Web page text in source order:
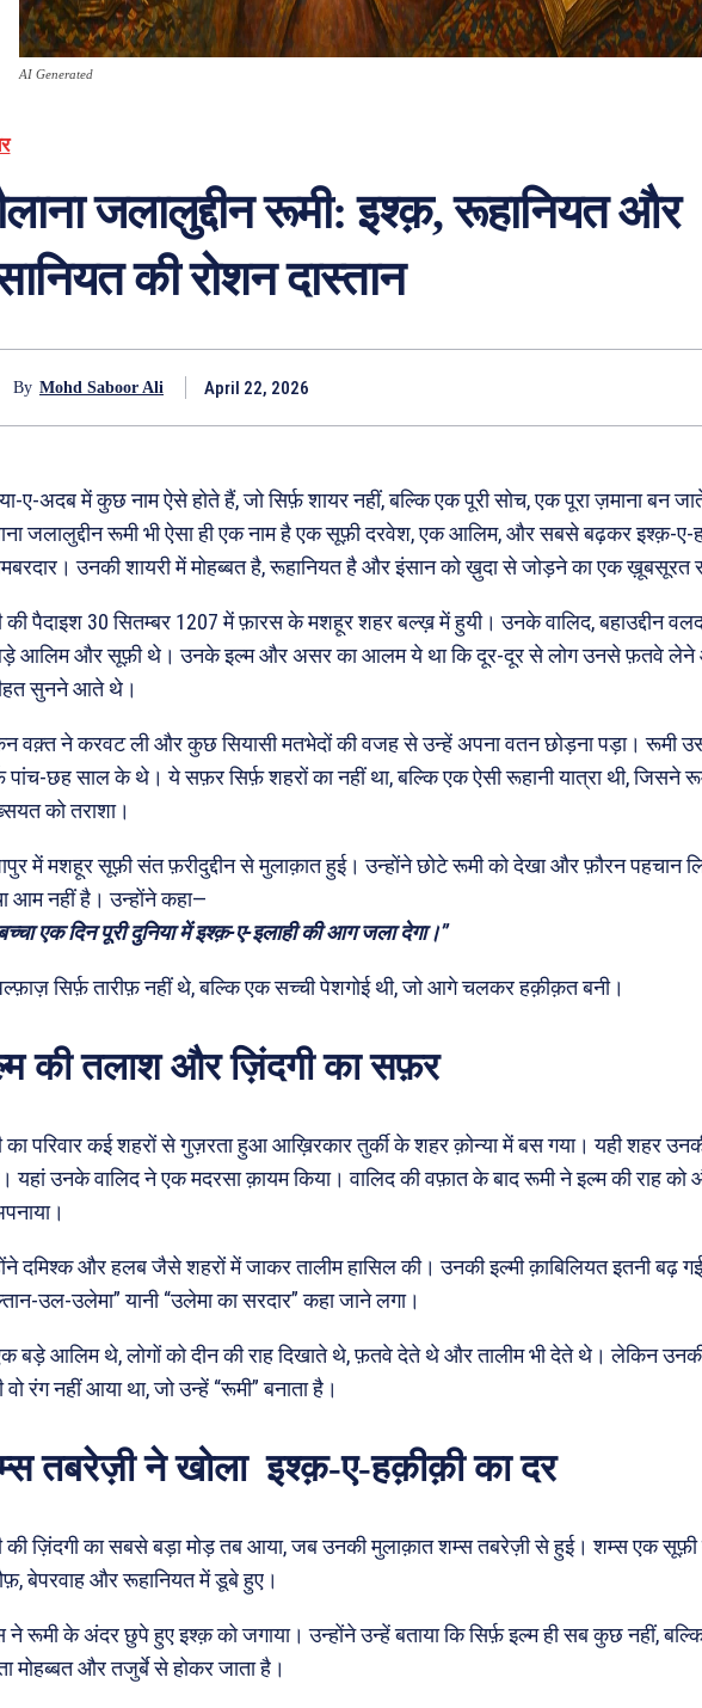
AI Generated
जलालुद्दीन रूमी: इश्क़, रूहानियत और
की रोशन दास्तान
By Mohd Saboor Ali April 22, 2026
ए-अदब में कुछ नाम ऐसे होते हैं, जो सिर्फ़ शायर नहीं, बल्कि एक पूरी सोच, एक पूरा ज़माना बन
जलालुद्दीन रूमी भी ऐसा ही एक नाम है एक सूफ़ी दरवेश, एक आलिम, और सबसे बढ़कर इश्क़-
उनकी शायरी में मोहब्बत है, रूहानियत है और इंसान को ख़ुदा से जोड़ने का एक ख़ूबसूरत
की पैदाइश 30 सितम्बर 1207 में फ़ारस के मशहूर शहर बल्ख़ में हुयी। उनके वालिद, बहाउद्दीन
आलिम और सूफ़ी थे। उनके इल्म और असर का आलम ये था कि दूर-दूर से लोग उनसे फ़तवे
सुनने आते थे।
वक़्त ने करवट ली और कुछ सियासी मतभेदों की वजह से उन्हें अपना वतन छोड़ना पड़ा। रूमी
पांच-छह साल के थे। ये सफ़र सिर्फ़ शहरों का नहीं था, बल्कि एक ऐसी रूहानी यात्रा थी, जिसने
को तराशा।
में मशहूर सूफ़ी संत फ़रीदुद्दीन से मुलाक़ात हुई। उन्होंने छोटे रूमी को देखा और फ़ौरन पहचान
आम नहीं है। उन्होंने कहा—
एक दिन पूरी दुनिया में इश्क़-ए-इलाही की आग जला देगा।”
सिर्फ़ तारीफ़ नहीं थे, बल्कि एक सच्ची पेशगोई थी, जो आगे चलकर हक़ीक़त बनी।
की तलाश और ज़िंदगी का सफ़र
का परिवार कई शहरों से गुज़रता हुआ आख़िरकार तुर्की के शहर क़ोन्या में बस गया। यही शहर
यहां उनके वालिद ने एक मदरसा क़ायम किया। वालिद की वफ़ात के बाद रूमी ने इल्म की राह
दमिश्क और हलब जैसे शहरों में जाकर तालीम हासिल की। उनकी इल्मी क़ाबिलियत इतनी बढ़
उल-उलेमा” यानी “उलेमा का सरदार” कहा जाने लगा।
बड़े आलिम थे, लोगों को दीन की राह दिखाते थे, फ़तवे देते थे और तालीम भी देते थे। लेकिन
वो रंग नहीं आया था, जो उन्हें “रूमी” बनाता है।
तबरेज़ी ने खोला इश्क़-ए-हक़ीक़ी का दर
की ज़िंदगी का सबसे बड़ा मोड़ तब आया, जब उनकी मुलाक़ात शम्स तबरेज़ी से हुई। शम्स एक
बेपरवाह और रूहानियत में डूबे हुए।
ने रूमी के अंदर छुपे हुए इश्क़ को जगाया। उन्होंने उन्हें बताया कि सिर्फ़ इल्म ही सब कुछ नहीं,
मोहब्बत और तजुर्बे से होकर जाता है।